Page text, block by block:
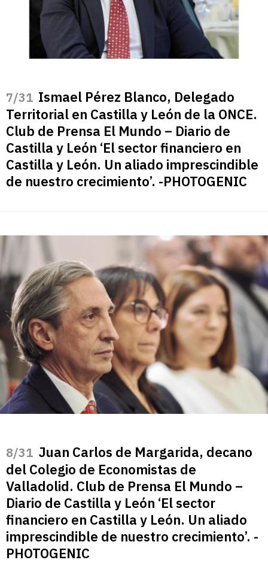
/31 Ismael Pérez Blanco, Delegado
Territorial en Castilla y León de la ONCE.
Club de Prensa El Mundo – Diario de
Castilla y León ‘El sector financiero en
Castilla y León. Un aliado imprescindible
de nuestro crecimiento’. -PHOTOGENIC
/31 Juan Carlos de Margarida, decano
del Colegio de Economistas de
Valladolid. Club de Prensa El Mundo –
Diario de Castilla y León ‘El sector
financiero en Castilla y León. Un aliado
imprescindible de nuestro crecimiento’. -
PHOTOGENIC